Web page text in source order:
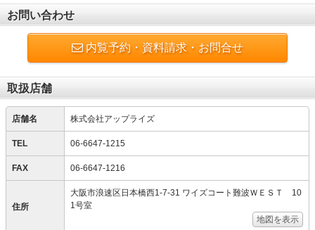
お問い合わせ
内覧予約・資料請求・お問合せ
取扱店舗
店舗名 株式会社アップライズ
TEL 06-6647-1215
FAX 06-6647-1216
住所
大阪市浪速区日本橋西1-7-31 ワイズコート難波ＷＥＳＴ 10
1号室
地図を表示